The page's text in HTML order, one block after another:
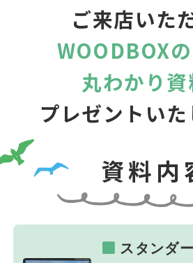
ご来店いた
WOODBOX
丸わかり資
プレゼントい
資料内
スタンダ